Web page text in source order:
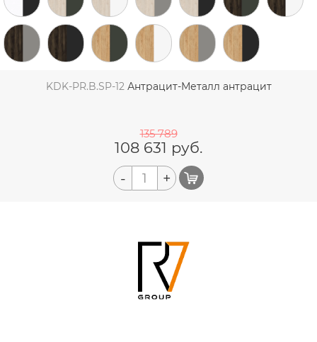
KDK-PR.B.SP-12 Антрацит-Металл антрацит
135 789
108 631 руб.
- +